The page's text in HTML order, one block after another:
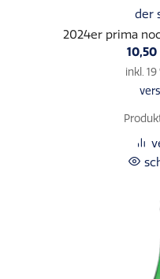
der
2024er prima
10,50
inkl.